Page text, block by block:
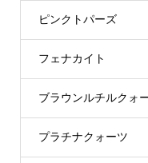
ピンクトパーズ
フェナカイト
ブラウンルチルクォ
プラチナクォーツ